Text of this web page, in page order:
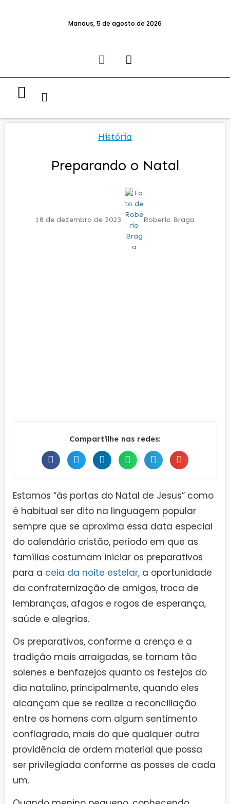
Manaus, 5 de agosto de 2026
História
Preparando o Natal
18 de dezembro de 2023 Roberio Braga
Compartilhe nas redes:
Estamos “às portas do Natal de Jesus” como
é habitual ser dito na linguagem popular
sempre que se aproxima essa data especial
do calendário cristão, período em que as
famílias costumam iniciar os preparativos
para a ceia da noite estelar, a oportunidade
da confraternização de amigos, troca de
lembranças, afagos e rogos de esperança,
saúde e alegrias.
Os preparativos, conforme a crença e a
tradição mais arraigadas, se tornam tão
solenes e benfazejos quanto os festejos do
dia natalino, principalmente, quando eles
alcançam que se realize a reconciliação
entre os homens com algum sentimento
conflagrado, mais do que qualquer outra
providência de ordem material que possa
ser privilegiada conforme as posses de cada
um.